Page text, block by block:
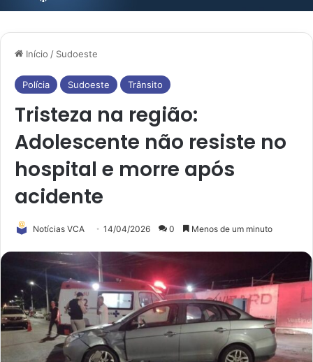
Início / Sudoeste
Polícia Sudoeste Trânsito
Tristeza na região:
Adolescente não resiste no
hospital e morre após
acidente
Notícias VCA 14/04/2026 0 Menos de um minuto